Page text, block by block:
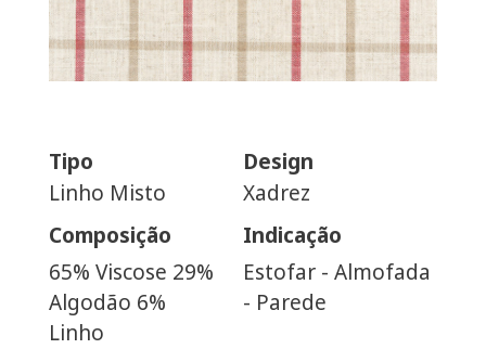
Tipo
Linho Misto
Design
Xadrez
Composição
65% Viscose 29%
Algodão 6%
Linho
Indicação
Estofar - Almofada
- Parede